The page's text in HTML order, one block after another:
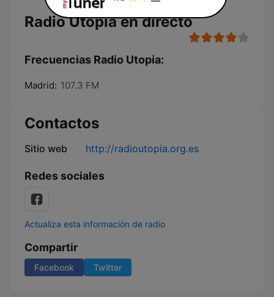
Radio Utopia en directo
Frecuencias Radio Utopia:
Madrid: 107.3 FM
Contactos
Sitio web http://radioutopia.org.es
Redes sociales
Actualiza esta información de radio
Compartir
Facebook Twitter